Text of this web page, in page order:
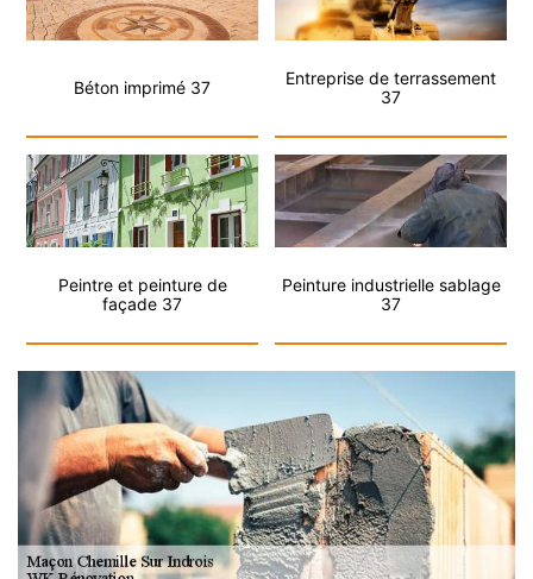
Béton imprimé 37
Entreprise de terrassement
37
Peintre et peinture de
façade 37
Peinture industrielle sablage
37